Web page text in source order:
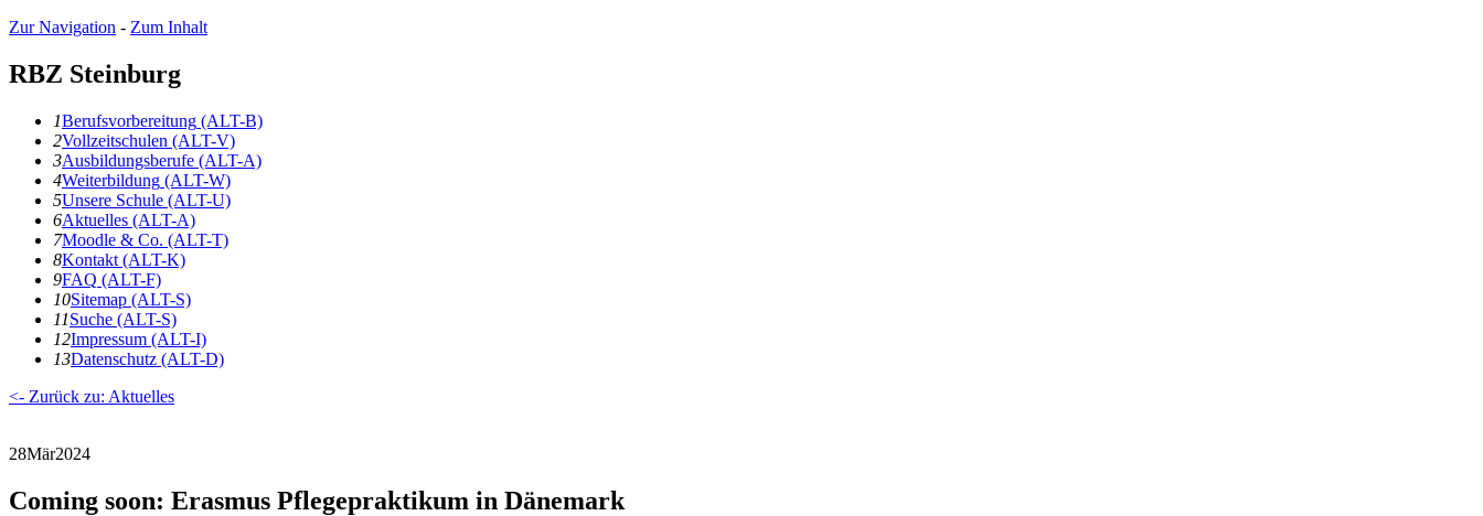
Zur Navigation - Zum Inhalt
RBZ Steinburg
1Berufsvorbereitung (ALT-B)
2Vollzeitschulen (ALT-V)
3Ausbildungsberufe (ALT-A)
4Weiterbildung (ALT-W)
5Unsere Schule (ALT-U)
6Aktuelles (ALT-A)
7Moodle & Co. (ALT-T)
8Kontakt (ALT-K)
9FAQ (ALT-F)
10Sitemap (ALT-S)
11Suche (ALT-S)
12Impressum (ALT-I)
13Datenschutz (ALT-D)
<- Zurück zu: Aktuelles
28Mär2024
Coming soon: Erasmus Pflegepraktikum in Dänemark